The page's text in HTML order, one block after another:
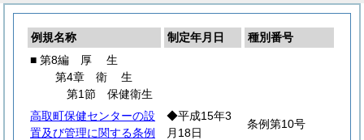
例規名称 制定年月日
種別番号
■ 第8編 厚 生
第4章 衛生
第1節 保健衛生
高取町保健センターの設
置及び管理に関する条例
◆平成15年3
月18日
条例第10号